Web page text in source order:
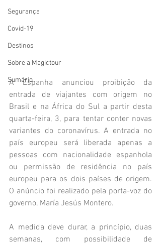
Segurança
Covid-19
Destinos
Sobre a Magictour
Sumário
A Espanha anunciou proibição da
entrada de viajantes com origem no
Brasil e na África do Sul a partir desta
quarta-feira, 3, para tentar conter novas
variantes do coronavírus. A entrada no
país europeu será liberada apenas a
pessoas com nacionalidade espanhola
ou permissão de residência no país
europeu para os dois países de origem.
O anúncio foi realizado pela porta-voz do
governo, María Jesús Montero.
A medida deve durar, a princípio, duas
semanas, com possibilidade de